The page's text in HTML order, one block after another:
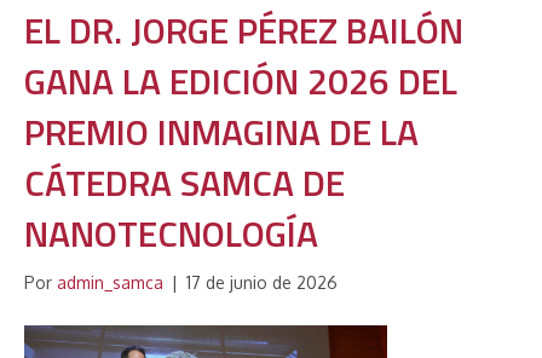
EL DR. JORGE PÉREZ BAILÓN
GANA LA EDICIÓN 2026 DEL
PREMIO INMAGINA DE LA
CÁTEDRA SAMCA DE
NANOTECNOLOGÍA
Por admin_samca | 17 de junio de 2026